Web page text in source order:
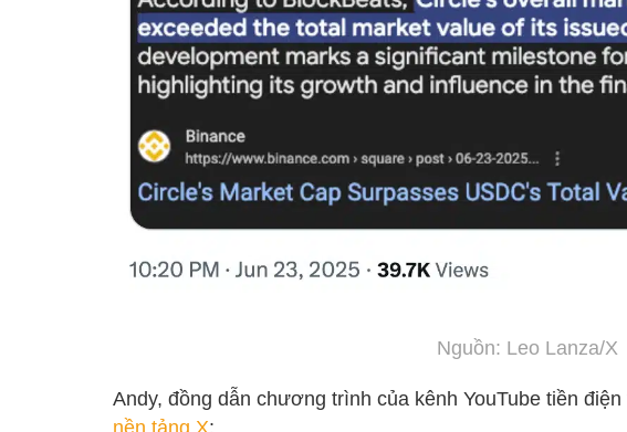
Nguồn: Leo Lanza/X
Andy, đồng dẫn chương trình của kênh YouTube tiền